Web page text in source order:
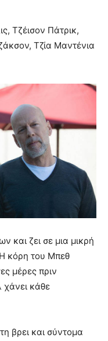
Τζέισον Πάτρικ,
Τζία Μαντένια
και ζει σε μια μικρή
Η κόρη του Μπεθ
μέρες πριν
χάνει κάθε
βρει και σύντομα